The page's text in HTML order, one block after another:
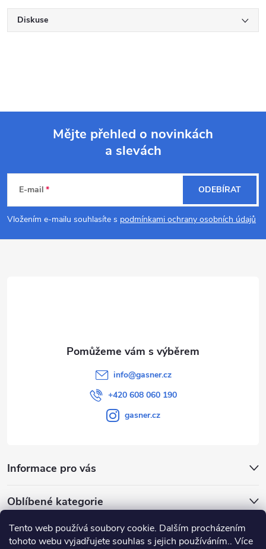
Tento web používá soubory cookie. Dalším procházením
tohoto webu vyjadřujete souhlas s jejich používáním.. Více
Diskuse
p
a
Mějte přehled o novinkách
a slevách
E-mail
Vložením e-mailu souhlasíte s podmínkami ochrany osobních údajů
ODEBÍRAT
info@gasner.cz
+420 608 060 190
gasner.cz
Informace pro vás
Oblíbené kategorie
Přijímáme online platby